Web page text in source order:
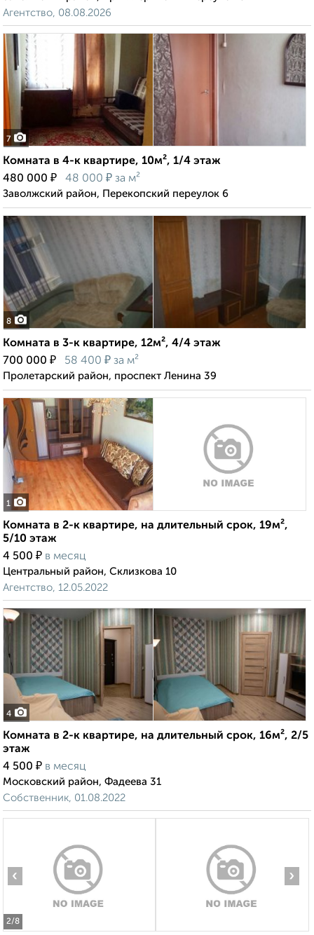
Агентство, 08.08.2026
7
Комната в 4-к квартире, 10м², 1/4 этаж
480 000 ₽ 48 000 ₽ за м²
Заволжский район, Перекопский переулок 6
8
Комната в 3-к квартире, 12м², 4/4 этаж
700 000 ₽ 58 400 ₽ за м²
Пролетарский район, проспект Ленина 39
1
Комната в 2-к квартире, на длительный срок, 19м²,
5/10 этаж
4 500 ₽ в месяц
Центральный район, Склизкова 10
Агентство, 12.05.2022
4
Комната в 2-к квартире, на длительный срок, 16м², 2/5
этаж
4 500 ₽ в месяц
Московский район, Фадеева 31
Собственник, 01.08.2022
2/8
‹ ›